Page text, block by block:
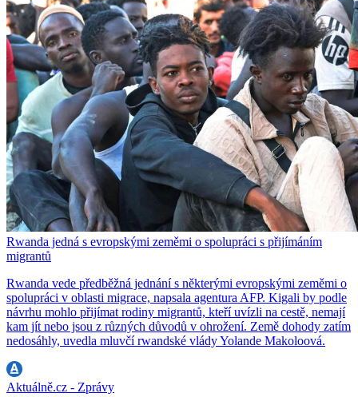
Rwanda jedná s evropskými zeměmi o spolupráci s přijímáním
migrantů
Rwanda vede předběžná jednání s některými evropskými zeměmi o
spolupráci v oblasti migrace, napsala agentura AFP. Kigali by podle
návrhu mohlo přijímat rodiny migrantů, kteří uvízli na cestě, nemají
kam jít nebo jsou z různých důvodů v ohrožení. Země dohody zatím
nedosáhly, uvedla mluvčí rwandské vlády Yolande Makoloová.
Aktuálně.cz - Zprávy